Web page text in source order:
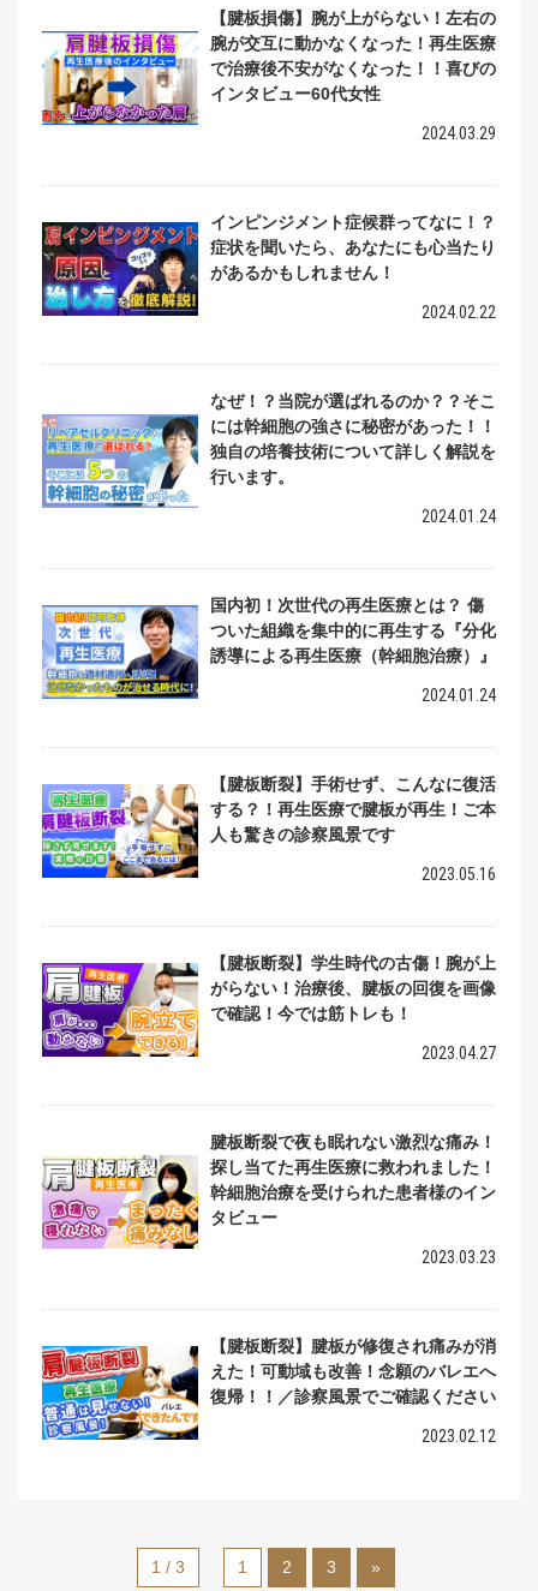
【腱板損傷】腕が上がらない！左右の
腕が交互に動かなくなった！再生医療
で治療後不安がなくなった！！喜びの
インタビュー60代女性
2024.03.29
インピンジメント症候群ってなに！？
症状を聞いたら、あなたにも心当たり
があるかもしれません！
2024.02.22
なぜ！？当院が選ばれるのか？？そこ
には幹細胞の強さに秘密があった！！
独自の培養技術について詳しく解説を
行います。
2024.01.24
国内初！次世代の再生医療とは？ 傷
ついた組織を集中的に再生する『分化
誘導による再生医療（幹細胞治療）』
2024.01.24
【腱板断裂】手術せず、こんなに復活
する？！再生医療で腱板が再生！ご本
人も驚きの診察風景です
2023.05.16
【腱板断裂】学生時代の古傷！腕が上
がらない！治療後、腱板の回復を画像
で確認！今では筋トレも！
2023.04.27
腱板断裂で夜も眠れない激烈な痛み！
探し当てた再生医療に救われました！
幹細胞治療を受けられた患者様のイン
タビュー
2023.03.23
【腱板断裂】腱板が修復され痛みが消
えた！可動域も改善！念願のバレエへ
復帰！！／診察風景でご確認ください
2023.02.12
1 / 3 1 2 3 »